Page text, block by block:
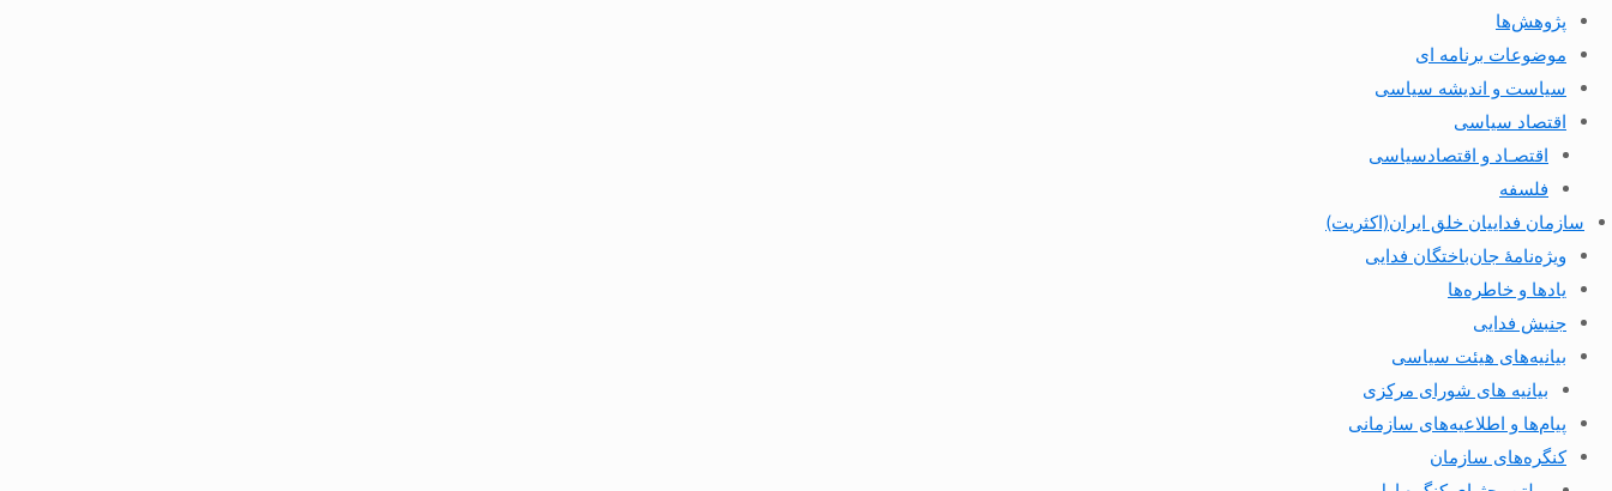
پژوهش‌ها
موضوعات برنامه ای
سیاست و اندیشه سیاسی
اقتصاد سیاسی
اقتصـاد و اقتصاد‌سیاسی
فلسفه
سازمان فداییان خلق ایران(اکثریت)
ویژه‌نامهٔ جان‌باختگان فدایی
یادها و خاطره‌ها
جنبش فدایی
بیانیه‌های هیئت سیاسی
بیانیه های شورای مرکزی
پیام‌ها و اطلاعیه‌های سازمانی
کنگره‌های سازمان